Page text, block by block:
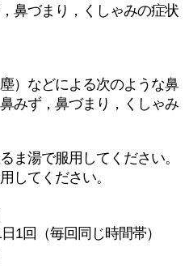
鼻づまり，くしゃみの症状
）などによる次のような鼻
みず，鼻づまり，くしゃみ
ま湯で服用してください。
してください。
1回（毎回同じ時間帯）